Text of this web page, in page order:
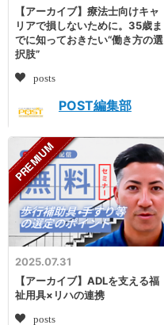
【アーカイブ】療法士向けキャ
リアで損しないために。35歳ま
でに知っておきたい“働き方の選
択肢”
posts
POST編集部
2025.07.31
【アーカイブ】ADLを支える福
祉用具×リハの連携
posts